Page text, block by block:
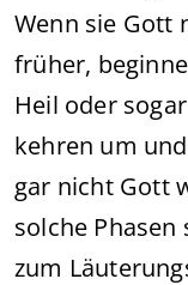
Wenn sie Gott
früher,
Heil oder
kehren um
gar nicht Gott
solche
zum